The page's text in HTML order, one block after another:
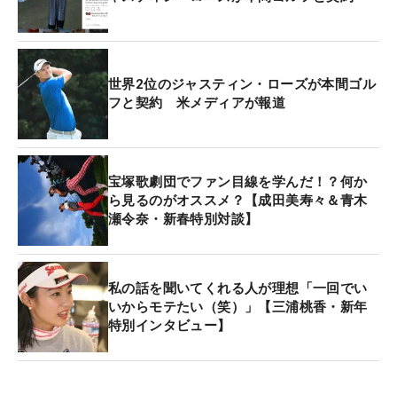
国）がつけている。
昨年覇者の ダスティン・ジョンソン
アを1つ落としトータル5アンダーの12位タイ。世界
ランキング1位のブルックス・ケプカ（米国）はト
ータルイーブンパーの27位タイと苦戦している。
世界2位のジャスティン・ローズが本間ゴル
フと契約 米メディアが報道
宝塚歌劇団でファン目線を学んだ！？何か
ら見るのがオススメ？【成田美寿々＆青木
瀬令奈・新春特別対談】
私の話を聞いてくれる人が理想「一回でい
いからモテたい（笑）」【三浦桃香・新年
特別インタビュー】